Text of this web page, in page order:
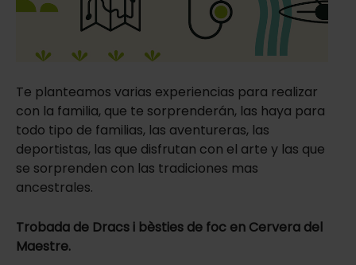
Te planteamos varias experiencias para realizar
con la familia, que te sorprenderán, las haya para
todo tipo de familias, las aventureras, las
deportistas, las que disfrutan con el arte y las que
se sorprenden con las tradiciones mas
ancestrales.
Trobada de Dracs i bèsties de foc en Cervera del
Maestre.